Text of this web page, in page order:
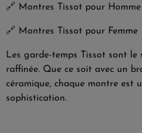
🔗 Montres Tissot pour Homme
🔗 Montres Tissot pour Femme
Les garde-temps Tissot sont le
raffinée. Que ce soit avec un
céramique, chaque montre est
sophistication.